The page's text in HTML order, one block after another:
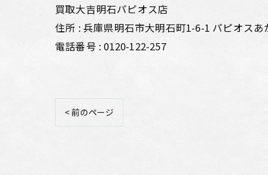
買取大吉明石パピオス店
住所 : 兵庫県明石市大明石町1-6-1 パピオスあ
電話番号 : 0120-122-257
< 前のページ